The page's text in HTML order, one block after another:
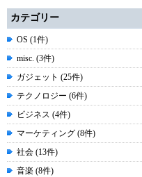
カテゴリー
OS (1件)
misc. (3件)
ガジェット (25件)
テクノロジー (6件)
ビジネス (4件)
マーケティング (8件)
社会 (13件)
音楽 (8件)